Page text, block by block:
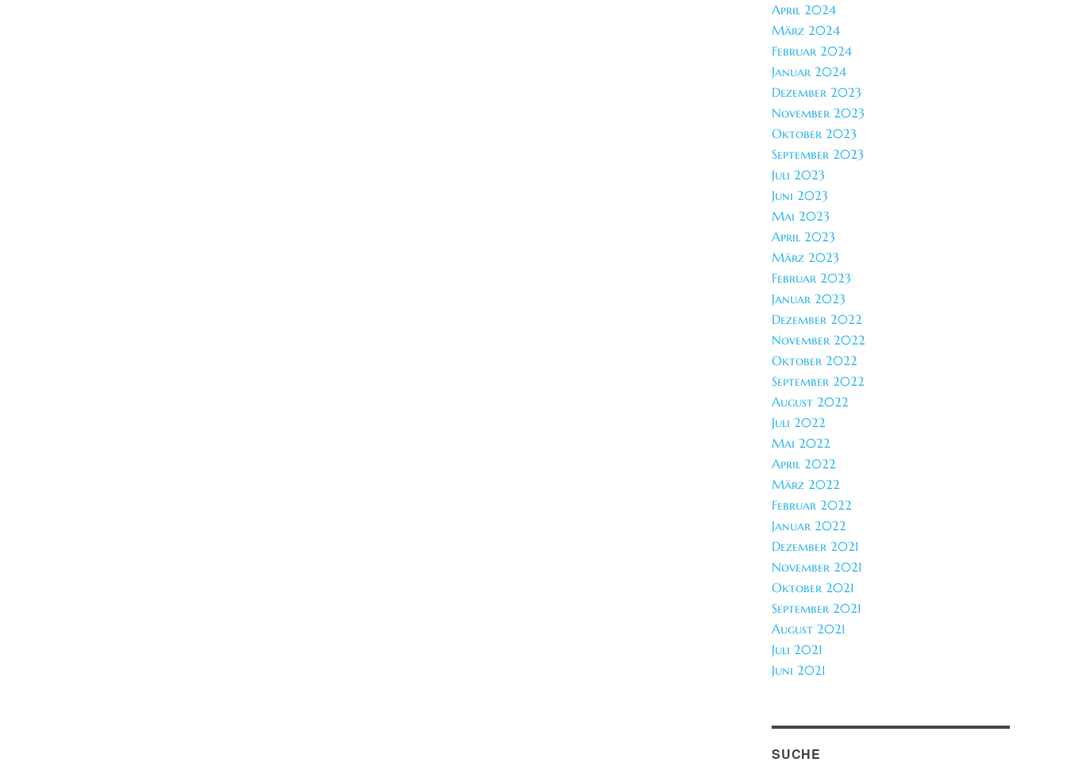
April 2024
März 2024
Februar 2024
Januar 2024
Dezember 2023
November 2023
Oktober 2023
September 2023
Juli 2023
Juni 2023
Mai 2023
April 2023
März 2023
Februar 2023
Januar 2023
Dezember 2022
November 2022
Oktober 2022
September 2022
August 2022
Juli 2022
Mai 2022
April 2022
März 2022
Februar 2022
Januar 2022
Dezember 2021
November 2021
Oktober 2021
September 2021
August 2021
Juli 2021
Juni 2021
SUCHE